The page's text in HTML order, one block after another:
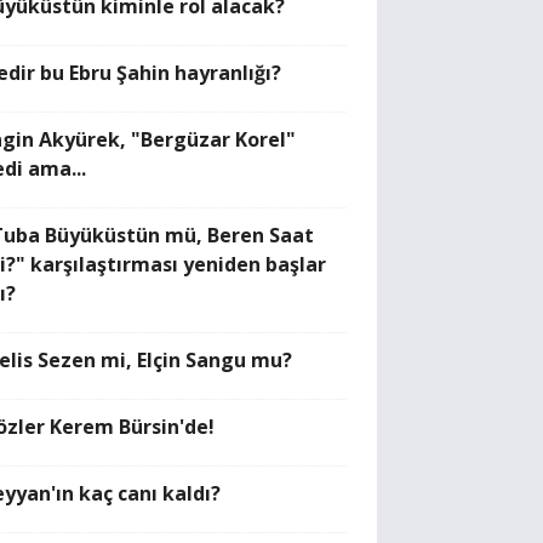
kiminle rol alacak?
bu Ebru Şahin hayranlığı?
Akyürek, "Bergüzar Korel"
ama...
Büyüküstün mü, Beren Saat
karşılaştırması yeniden başlar
Sezen mi, Elçin Sangu mu?
Kerem Bürsin'de!
kaç canı kaldı?